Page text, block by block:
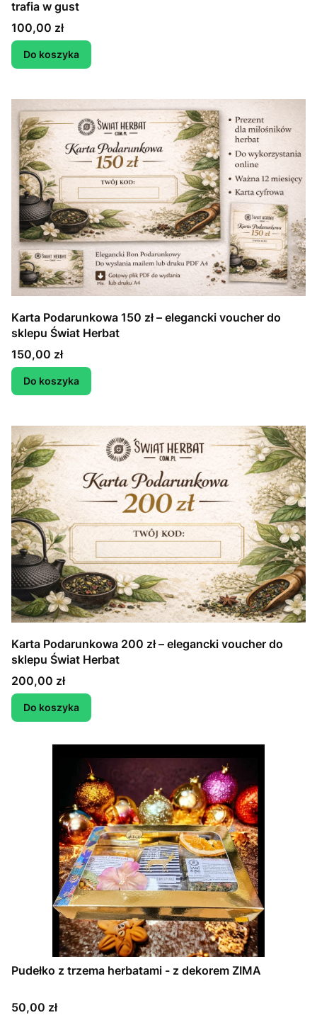
trafia w gust
Cena
100,00 zł
Do koszyka
Karta Podarunkowa 150 zł – elegancki voucher do
sklepu Świat Herbat
Cena
150,00 zł
Do koszyka
Karta Podarunkowa 200 zł – elegancki voucher do
sklepu Świat Herbat
Cena
200,00 zł
Do koszyka
Pudełko z trzema herbatami - z dekorem ZIMA
Cena
50,00 zł